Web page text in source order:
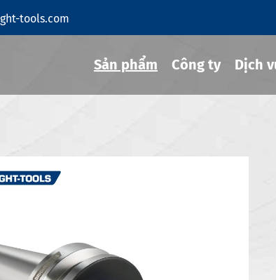
tools.com
Sản phẩm
Mâm cặp thủy lực
Giá đỡ dụng cụ JIS B 6339-bt
Giá đỡ dụng cụ JIS B 6339-bbt
Công ty Dịch